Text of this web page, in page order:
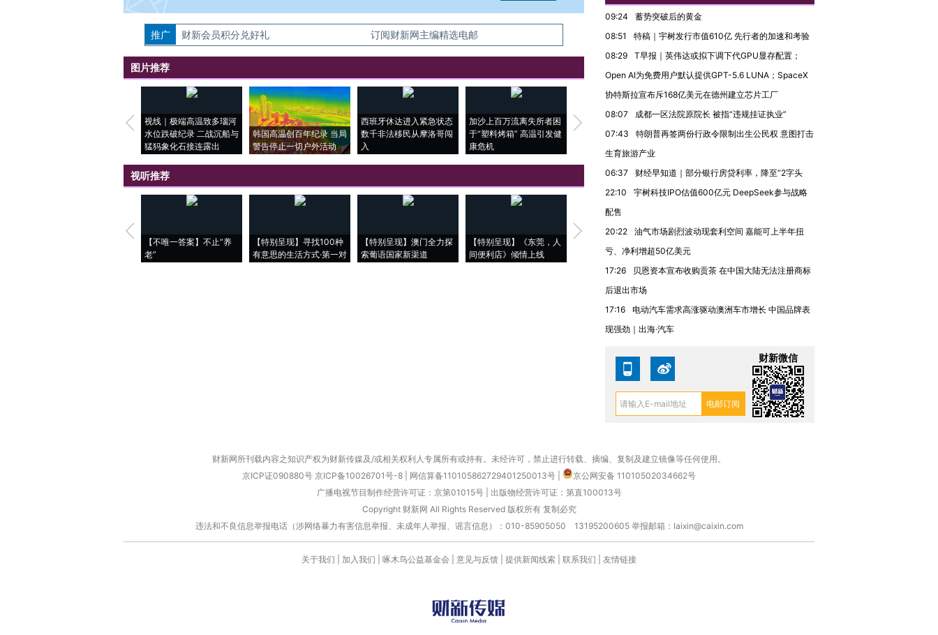
如需刊登转载请点击右侧按钮，提交相关信息。经确认即可刊登转载。
推广 财新会员积分兑好礼 订阅财新网主编精选电邮
图片推荐
视线｜极端高温致多瑙河
水位跌破纪录 二战沉船与
猛犸象化石接连露出
韩国高温创百年纪录 当局
警告停止一切户外活动
西班牙休达进入紧急状态
数千非法移民从摩洛哥闯
入
加沙上百万流离失所者困
于“塑料烤箱” 高温引发健
康危机
视线｜HYROX的吸金
术：是什么让中产们甘
心“花钱找虐”？
马航飞行员跨国走私7万
粒摇头丸 尿检体内含3种
度Z世代 用街头抗争将教
视听推荐
【不唯一答案】不止“养
老”
【特别呈现】寻找100种
有意思的生活方式·第一对
【特别呈现】澳门全力探
索葡语国家新渠道
【特别呈现】《东莞，人
间便利店》倾情上线
【推广】走进第四届链博
有意思的生活方式·第三对
【商旅对话】华住集团
09:24
蓄势突破后的黄金
08:51
特稿｜宇树发行市值610亿 先行者的加速和考验
08:29
T早报｜英伟达或拟下调下代GPU显存配置；
Open AI为免费用户默认提供GPT-5.6 LUNA；SpaceX
协特斯拉宣布斥168亿美元在德州建立芯片工厂
08:07
成都一区法院原院长 被指“违规挂证执业”
07:43
特朗普再签两份行政令限制出生公民权 意图打击
生育旅游产业
06:37
财经早知道｜部分银行房贷利率，降至“2字头
22:10
宇树科技IPO估值600亿元 DeepSeek参与战略
配售
20:22
油气市场剧烈波动现套利空间 嘉能可上半年扭
亏、净利增超50亿美元
17:26
贝恩资本宣布收购贡茶 在中国大陆无法注册商标
后退出市场
17:16
电动汽车需求高涨驱动澳洲车市增长 中国品牌表
现强劲｜出海·汽车
财新微信
财新网所刊载内容之知识产权为财新传媒及/或相关权利人专属所有或持有。未经许可，禁止进行转载、摘编、复制及建立镜像等任何使用。
京ICP证090880号 京ICP备10026701号-8 网信算备110105862729401250013号
京公网安备 11010502034662号
广播电视节目制作经营许可证：京第01015号| 出版物经营许可证：第直100013号
Copyright 财新网 All Rights Reserved 版权所有 复制必究
违法和不良信息举报电话（涉网络暴力有害信息举报、未成年人举报、谣言信息）：010-85905050 13195200605 举报邮箱：laixin@caixin.com
关于我们 加入我们 啄木鸟公益基金会 意见与反馈 提供新闻线索 联系我们 友情链接